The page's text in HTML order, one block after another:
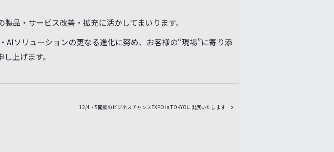
活用を検討したい」、「既存グループウェアから移行を考えてい
品・サービス改善・拡充に活かしてまいります。
ソリューションの更なる進化に努め、お客様の“現場”に寄り添